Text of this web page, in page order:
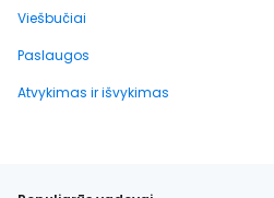
Viešbučiai
Paslaugos
Atvykimas ir išvykimas